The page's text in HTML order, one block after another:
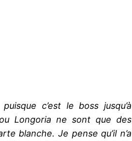
c’est le boss jusqu’à
Longoria ne sont que des
blanche. Je pense qu’il n’a